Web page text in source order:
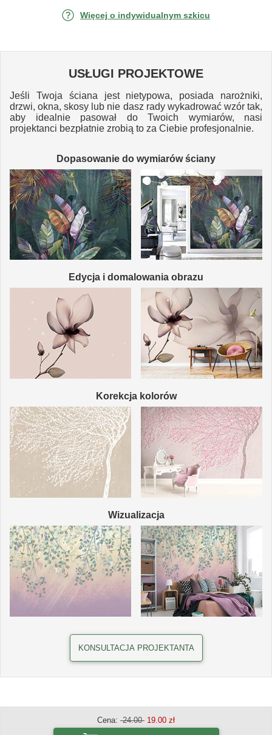
Więcej o indywidualnym szkicu
USŁUGI PROJEKTOWE
Jeśli Twoja ściana jest nietypowa, posiada narożniki,
drzwi, okna, skosy lub nie dasz rady wykadrować wzór tak,
aby idealnie pasował do Twoich wymiarów, nasi
projektanci bezpłatnie zrobią to za Ciebie profesjonalnie.
Dopasowanie do wymiarów ściany
Edycja i domalowania obrazu
Korekcja kolorów
Wizualizacja
KONSULTACJA PROJEKTANTA
Cena: 24.00 19.00 zł